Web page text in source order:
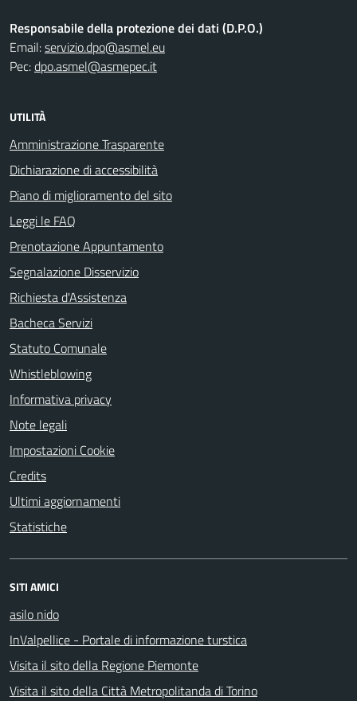
Responsabile della protezione dei dati (D.P.O.)
Email:servizio.dpo@asmel.eu
Pec:dpo.asmel@asmepec.it
UTILITÀ
Amministrazione Trasparente
Dichiarazione di accessibilità
Piano di miglioramento del sito
Leggi le FAQ
Prenotazione Appuntamento
Segnalazione Disservizio
Richiesta d'Assistenza
Bacheca Servizi
Statuto Comunale
Whistleblowing
Informativa privacy
Note legali
Impostazioni Cookie
Credits
Ultimi aggiornamenti
Statistiche
SITI AMICI
asilo nido
InValpellice - Portale di informazione turstica
Visita il sito della Regione Piemonte
Visita il sito della Città Metropolitanda di Torino